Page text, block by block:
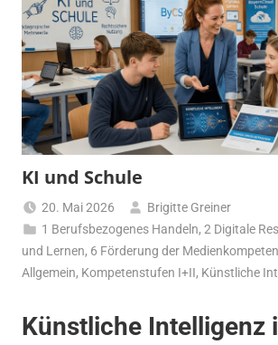
KI und Schule
20. Mai 2026
Brigitte Greiner
1 Berufsbezogenes Handeln,2 Digitale
und Lernen, 6 Förderung der
Allgemein, Kompetenstufen I+II, Künstliche
Künstliche Intelligenz